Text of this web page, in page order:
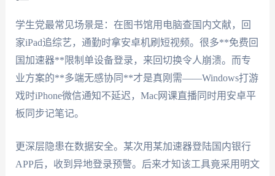
学生党最常见场景是：在图书馆用电脑查国内文献，回
家iPad追综艺，通勤时拿安卓机刷短视频。很多**免费回
国加速器**限制单设备登录，来回切换令人崩溃。而专
业方案的**多端无感协同**才是真刚需——Windows打游
戏时iPhone微信通知不延迟，Mac网课直播同时用安卓平
板同步记笔记。
更深层隐患在数据安全。某次用某加速器登陆国内银行
APP后，收到异地登录预警。后来才知该工具竟采用明文